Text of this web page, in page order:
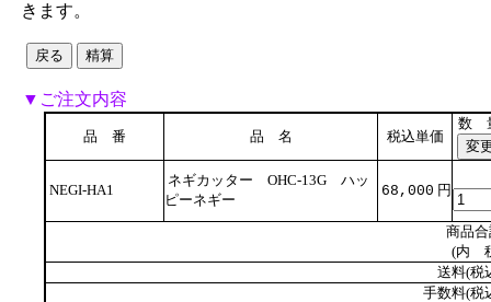
きます。
▼ご注文内容
品 番 品 名 税込単価
数
NEGI-HA1
ネギカッター OHC-13G ハッ
ピーネギー
68,000 円
商品
(内
送料(税
手数料(税